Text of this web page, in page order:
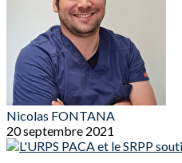
Nicolas FONTANA
20 septembre 2021